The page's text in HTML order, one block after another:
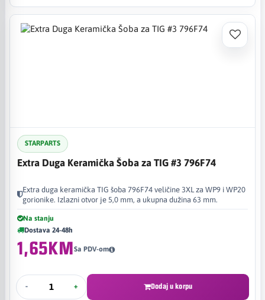
STARPARTS
Extra Duga Keramička Šoba za TIG #3 796F74
Extra duga keramička TIG šoba 796F74 veličine 3XL za WP9 i WP20
gorionike. Izlazni otvor je 5,0 mm, a ukupna dužina 63 mm.
Na stanju
Dostava 24-48h
1,65KMSa PDV-om
- + Dodaj u korpu